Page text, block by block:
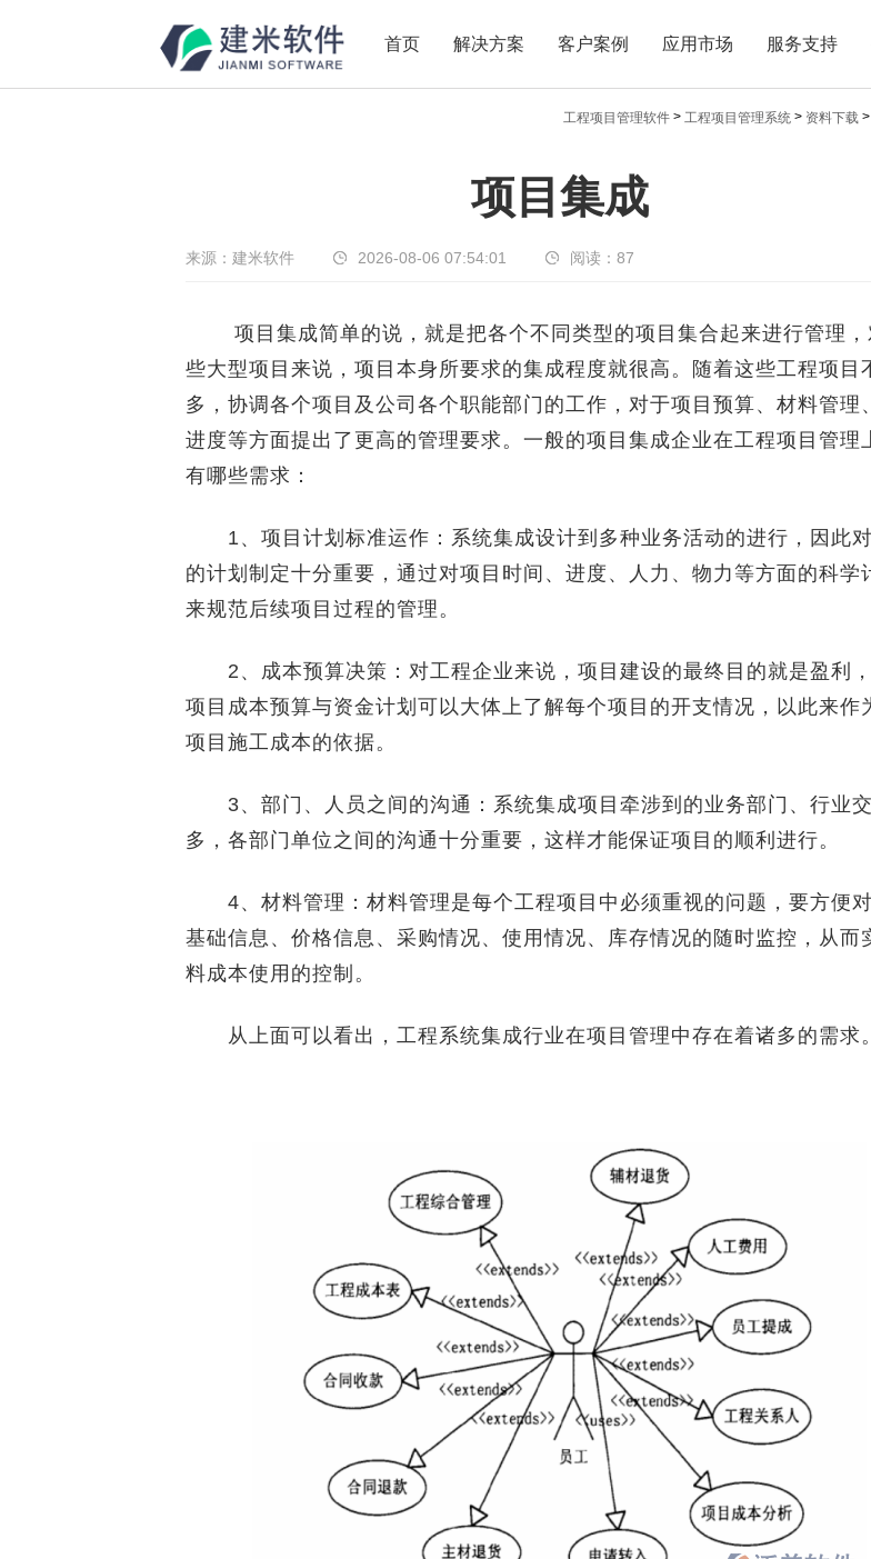
首页 解决方案 客户案例 应用市场 服务支持
工程项目管理软件 > 工程项目管理系统 > 资料下载 >
项目集成
来源：建米软件 2026-08-06 07:54:01 阅读： 87
项目集成简单的说，就是把各个不同类型的项目集合起来进行管理，
些大型项目来说，项目本身所要求的集成程度就很高。随着这些工程项目
多，协调各个项目及公司各个职能部门的工作，对于项目预算、材料管理
进度等方面提出了更高的管理要求。一般的项目集成企业在工程项目管理
有哪些需求：
1、项目计划标准运作：系统集成设计到多种业务活动的进行，因此对
的计划制定十分重要，通过对项目时间、进度、人力、物力等方面的科学
来规范后续项目过程的管理。
2、成本预算决策：对工程企业来说，项目建设的最终目的就是盈利
项目成本预算与资金计划可以大体上了解每个项目的开支情况，以此来作
项目施工成本的依据。
3、部门、人员之间的沟通：系统集成项目牵涉到的业务部门、行业
多，各部门单位之间的沟通十分重要，这样才能保证项目的顺利进行。
4、材料管理：材料管理是每个工程项目中必须重视的问题，要方便
基础信息、价格信息、采购情况、使用情况、库存情况的随时监控，从而
料成本使用的控制。
从上面可以看出，工程系统集成行业在项目管理中存在着诸多的需求。